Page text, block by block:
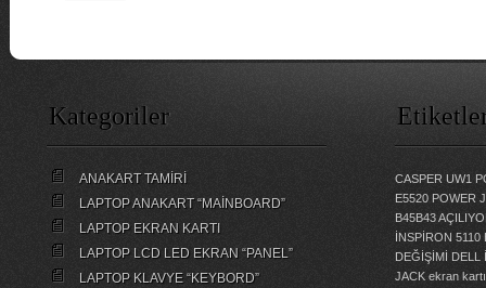
Kategoriler
ANAKART TAMİRİ
LAPTOP ANAKART “MAİNBOARD”
LAPTOP EKRAN KARTI
LAPTOP LCD LED EKRAN “PANEL”
LAPTOP KLAVYE “KEYBORD”
CASPER UW1
E5520 POWER
B45B43
İNSPİRON
DEĞİŞİMİ
DELL
JACK ekran